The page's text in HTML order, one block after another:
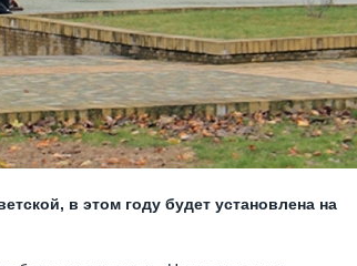
в этом году будет установлена на